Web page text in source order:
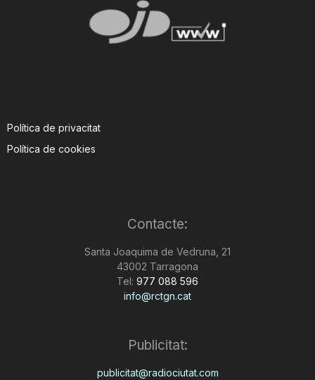
Política de privacitat
Política de cookies
Contacte:
Santa Joaquima de Vedruna, 21
43002 Tarragona
Tel: 977 088 596
info@rctgn.cat
Publicitat:
publicitat@radiociutat.com